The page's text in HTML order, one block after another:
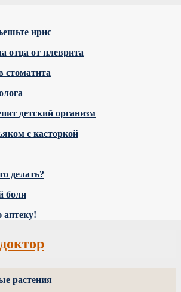
ирис
отца от плеврита
стоматита
детский организм
с касторкой
делать?
боли
аптеку!
растения